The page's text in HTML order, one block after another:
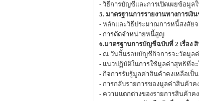
- วิธีการบัญชีและการเปิดเผยข้อมูล
5. มาตรฐานการรายงานทางการเงิ
- หลักและวิธีประมาณการหนี้สงสัย
- การตัดจำหน่ายหนี้สูญ
6.มาตรฐานการบัญชีฉบับที่ 2 เรื่อง
- ณ วันสิ้นรอบบัญชีกิจการจะวัดมูล
- แนวปฏิบัติในการใช้มูลค่าสุทธิที่จ
- กิจการรับรู้มูลค่าสินค้าคงเหลือเป็
- การกลับรายการของมูลค่าสินค้า
- ความแตกต่างของรายการสินค้า